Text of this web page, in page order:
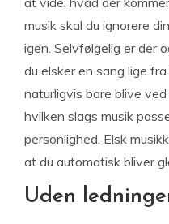
musik skal du ignorere
igen. Selvfølgelig er der
du elsker en sang lige
naturligvis bare blive
hvilken slags musik
personlighed. Elsk
at du automatisk bliver
Uden